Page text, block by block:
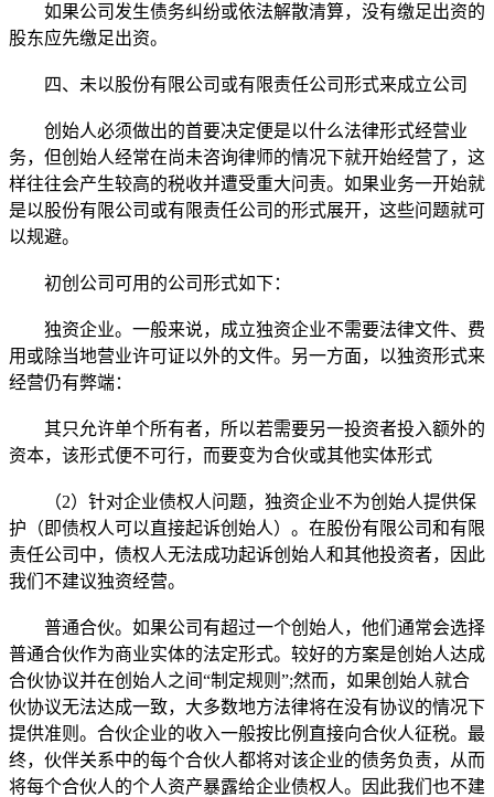
如果公司发生债务纠纷或依法解散清算，没有缴足出资的
股东应先缴足出资。
四、未以股份有限公司或有限责任公司形式来成立公司
创始人必须做出的首要决定便是以什么法律形式经营业
务，但创始人经常在尚未咨询律师的情况下就开始经营了，这
样往往会产生较高的税收并遭受重大问责。如果业务一开始就
是以股份有限公司或有限责任公司的形式展开，这些问题就可
以规避。
初创公司可用的公司形式如下：
独资企业。一般来说，成立独资企业不需要法律文件、费
用或除当地营业许可证以外的文件。另一方面，以独资形式来
经营仍有弊端：
其只允许单个所有者，所以若需要另一投资者投入额外的
资本，该形式便不可行，而要变为合伙或其他实体形式
（2）针对企业债权人问题，独资企业不为创始人提供保
护（即债权人可以直接起诉创始人）。在股份有限公司和有限
责任公司中，债权人无法成功起诉创始人和其他投资者，因此
我们不建议独资经营。
普通合伙。如果公司有超过一个创始人，他们通常会选择
普通合伙作为商业实体的法定形式。较好的方案是创始人达成
合伙协议并在创始人之间“制定规则”;然而，如果创始人就合
伙协议无法达成一致，大多数地方法律将在没有协议的情况下
提供准则。合伙企业的收入一般按比例直接向合伙人征税。最
终，伙伴关系中的每个合伙人都将对该企业的债务负责，从而
将每个合伙人的个人资产暴露给企业债权人。因此我们也不建